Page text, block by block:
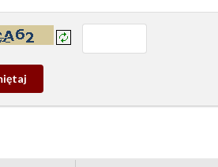
wprowadź tekst z obrazka: